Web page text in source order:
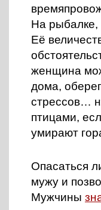
На рыбалке,
Её
женщина
дома,
стрессов…
птицами,
умирают
Опасаться
мужу и
Мужчины